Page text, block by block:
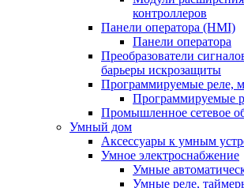
контроллеров
Панели оператора (HMI)
Панели оператора
Преобразователи
барьеры искрозащиты
Программируемые реле,
Программируемые
Промышленное сетевое
Умный дом
Аксессуары к умным
Умное электроснабжение
Умные
Умные реле,